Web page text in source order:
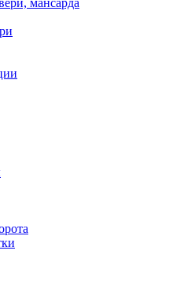
мансарда